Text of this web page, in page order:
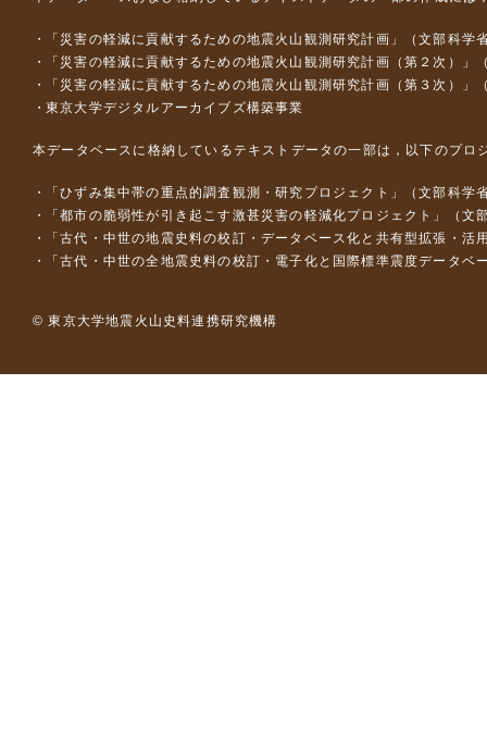
「災害の軽減に貢献するための地震火山観測研究計画」（文部科学
「災害の軽減に貢献するための地震火山観測研究計画（第２次）」
「災害の軽減に貢献するための地震火山観測研究計画（第３次）」
東京大学デジタルアーカイブズ構築事業
本データベースに格納しているテキストデータの一部は，以下のプロ
「ひずみ集中帯の重点的調査観測・研究プロジェクト」（文部科
「都市の脆弱性が引き起こす激甚災害の軽減化プロジェクト」（
「古代・中世の地震史料の校訂・データベース化と共有型拡張・
「古代・中世の全地震史料の校訂・電子化と国際標準震度データ
© 東京大学地震火山史料連携研究機構